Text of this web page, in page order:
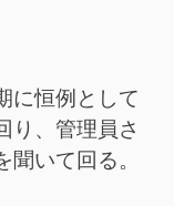
に恒例として
り、管理員さ
いて回る。